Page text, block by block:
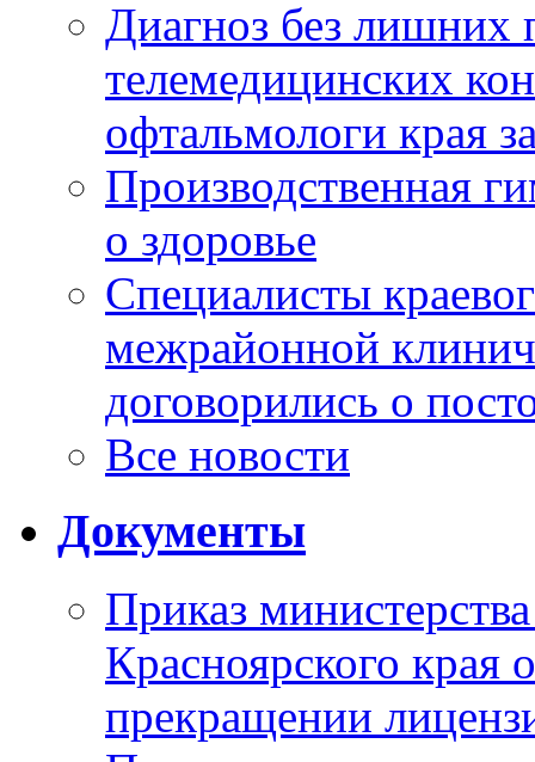
Диагноз без лишних
телемедицинских
офтальмологи края
Производственная
о здоровье
Специалисты
межрайонной
договорились о
Все новости
Документы
Приказ
Красноярского
прекращении